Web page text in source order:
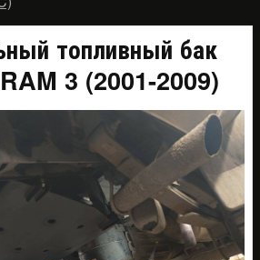
топливный бак
3 (2001-2009)